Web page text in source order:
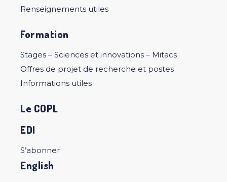
Renseignements utiles
Formation
Stages – Sciences et innovations – Mitacs
Offres de projet de recherche et postes
Informations utiles
Le COPL
EDI
S’abonner
English